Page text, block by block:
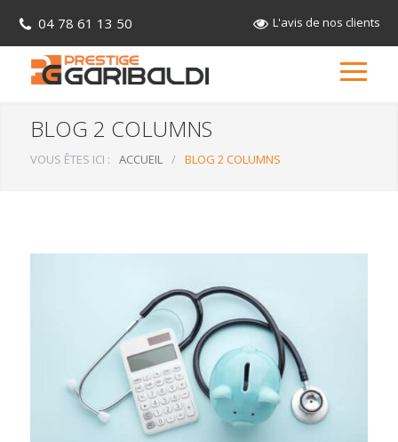
04 78 61 13 50 L'avis de nos clients
BLOG 2 COLUMNS
VOUS ÊTES ICI : ACCUEIL / BLOG 2 COLUMNS